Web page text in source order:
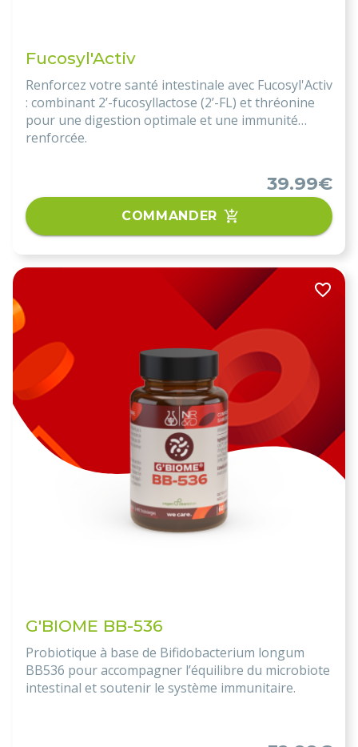
Fucosyl'Activ
Renforcez votre santé intestinale avec Fucosyl'Activ
: combinant 2’-fucosyllactose (2’-FL) et thréonine
pour une digestion optimale et une immunité
renforcée.
39.99€
COMMANDER
G'BIOME BB-536
Probiotique à base de Bifidobacterium longum
BB536 pour accompagner l’équilibre du microbiote
intestinal et soutenir le système immunitaire.